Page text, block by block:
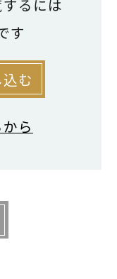
か
の役に立ち
両親から一任
るには
す
む
ら